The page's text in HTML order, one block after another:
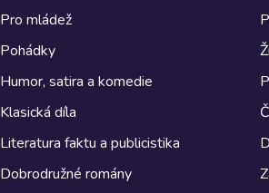
Pro mládež
Pohádky
Humor, satira a komedie
Klasická díla
Literatura faktu a publicistika
Dobrodružné romány